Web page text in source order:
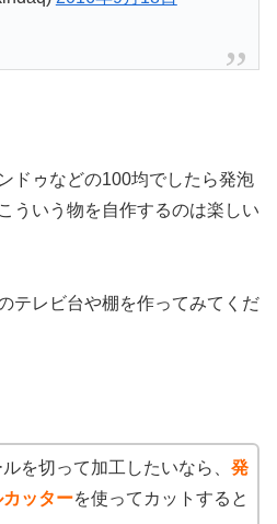
ドゥなどの100均でしたら発泡
ういう物を自作するのは楽しい
テレビ台や棚を作ってみてくだ
を切って加工したいなら、 発
ッターを使ってカットすると